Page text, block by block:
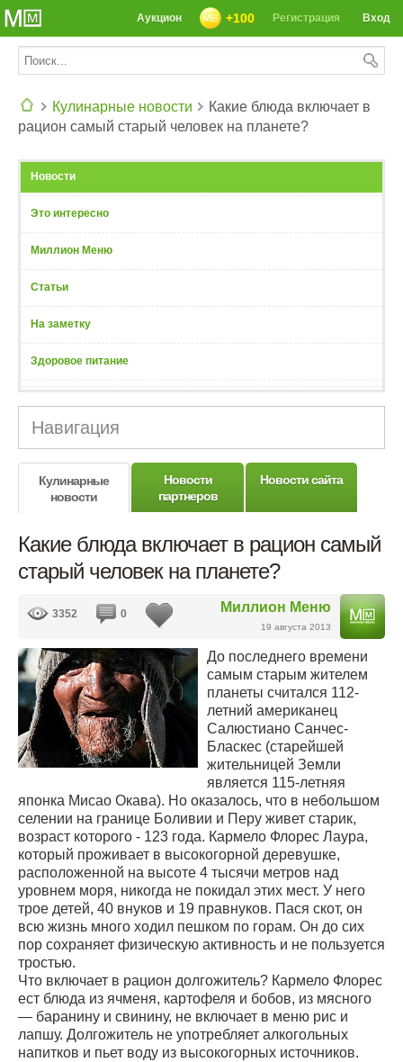
Вход
Регистрация
+100
Аукцион
Кулинарные новости
Какие блюда включает в
рацион самый старый человек на планете?
Новости
Это интересно
Миллион Меню
Статьи
На заметку
Здоровое питание
Навигация
Кулинарные
новости
Новости
партнеров
Новости сайта
Какие блюда включает в рацион самый
старый человек на планете?
Миллион Меню
19 августа 2013
3352 0
До последнего времени
самым старым жителем
планеты считался 112-
летний американец
Салюстиано Санчес-
Бласкес (старейшей
жительницей Земли
является 115-летняя
японка Мисао Окава). Но оказалось, что в небольшом
селении на границе Боливии и Перу живет старик,
возраст которого - 123 года. Кармело Флорес Лаура,
который проживает в высокогорной деревушке,
расположенной на высоте 4 тысячи метров над
уровнем моря, никогда не покидал этих мест. У него
трое детей, 40 внуков и 19 правнуков. Пася скот, он
всю жизнь много ходил пешком по горам. Он до сих
пор сохраняет физическую активность и не пользуется
тростью.
Что включает в рацион долгожитель? Кармело Флорес
ест блюда из ячменя, картофеля и бобов, из мясного
— баранину и свинину, не включает в меню рис и
лапшу. Долгожитель не употребляет алкогольных
напитков и пьет воду из высокогорных источников.